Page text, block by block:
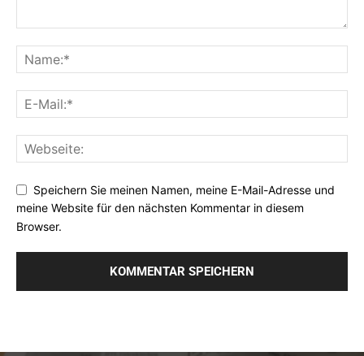
Speichern Sie meinen Namen, meine E-Mail-Adresse und
meine Website für den nächsten Kommentar in diesem
Browser.